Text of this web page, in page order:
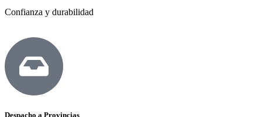
Confianza y durabilidad
Despacho a Provincias